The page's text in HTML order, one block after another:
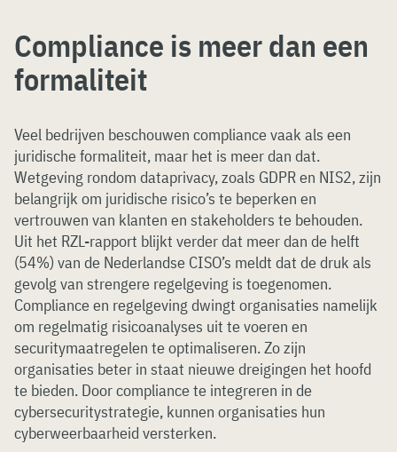
Compliance is meer dan een
formaliteit
Veel bedrijven beschouwen compliance vaak als een
juridische formaliteit, maar het is meer dan dat.
Wetgeving rondom dataprivacy, zoals GDPR en NIS2, zijn
belangrijk om juridische risico’s te beperken en
vertrouwen van klanten en stakeholders te behouden.
Uit het RZL-rapport blijkt verder dat meer dan de helft
(54%) van de Nederlandse CISO’s meldt dat de druk als
gevolg van strengere regelgeving is toegenomen.
Compliance en regelgeving dwingt organisaties namelijk
om regelmatig risicoanalyses uit te voeren en
securitymaatregelen te optimaliseren. Zo zijn
organisaties beter in staat nieuwe dreigingen het hoofd
te bieden. Door compliance te integreren in de
cybersecuritystrategie, kunnen organisaties hun
cyberweerbaarheid versterken.